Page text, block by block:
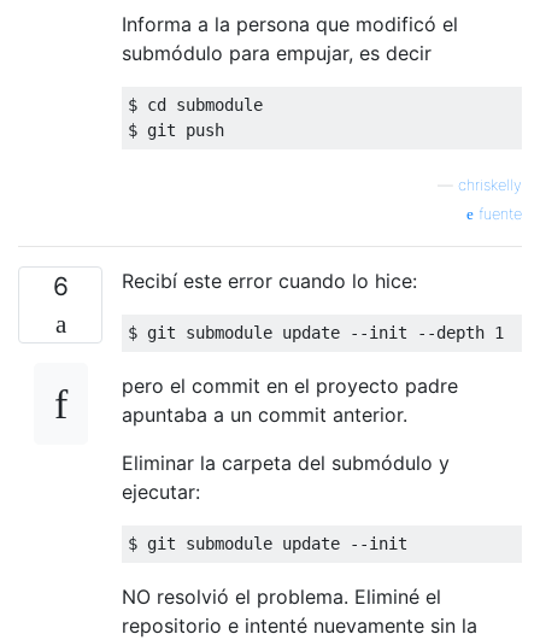
Informa a la persona que modificó el
submódulo para empujar, es decir
$ cd submodule
chriskelly
fuente
6 Recibí este error cuando lo hice:
pero el commit en el proyecto padre
apuntaba a un commit anterior.
Eliminar la carpeta del submódulo y
ejecutar:
NO resolvió el problema. Eliminé el
repositorio e intenté nuevamente sin la